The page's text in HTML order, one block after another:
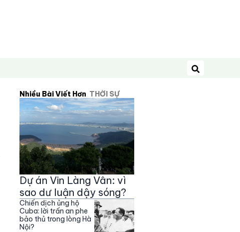
Tìm kiếm
Nhiều Bài Viết Hơn THỜI SỰ
Dự án Vin Làng Vân: vì
sao dư luận dậy sóng?
Chiến dịch ủng hộ
Cuba: lời trấn an phe
bảo thủ trong lòng Hà
Nội?